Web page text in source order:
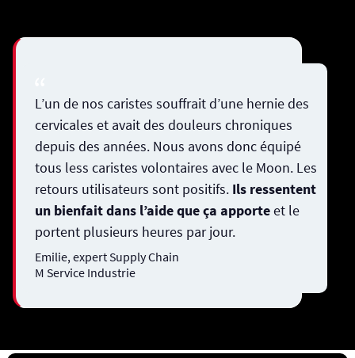
L’un de nos caristes souffrait d’une hernie des
cervicales et avait des douleurs chroniques
depuis des années. Nous avons donc équipé
tous less caristes volontaires avec le Moon. Les
retours utilisateurs sont positifs. Ils ressentent
un bienfait dans l’aide que ça apporteet le
portent plusieurs heures par jour.
Emilie, expert Supply Chain
M Service Industrie